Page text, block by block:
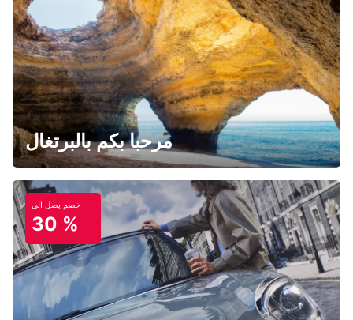
مرحبا بكم بالبرتغال
خصم يصل الي
30 %